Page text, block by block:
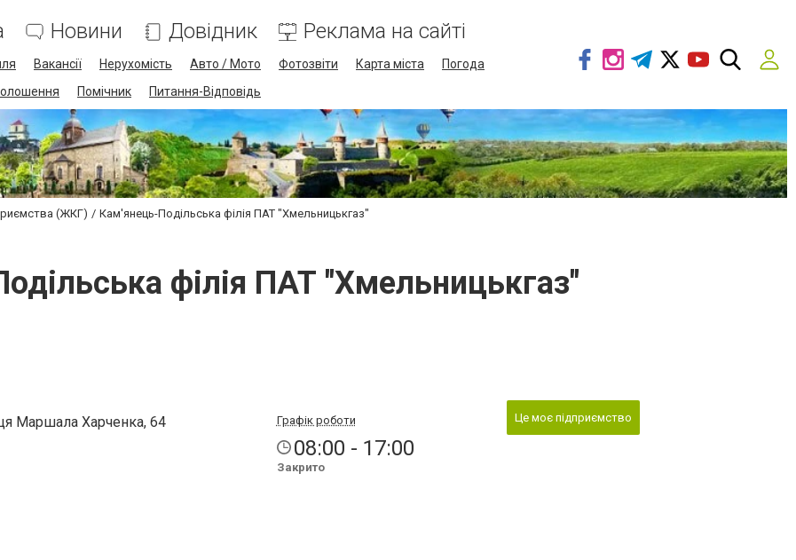
Новини Довідник Реклама на сайті
Вакансії Нерухомість Авто / Мото Фотозвіти Карта міста
Погода
Помічник Питання-Відповідь
(ЖКГ) Кам'янець-Подільська філія ПАТ "Хмельницькгаз"
філія ПАТ "Хмельницькгаз"
Маршала Харченка, 64 Графік роботи
08:00 - 17:00
Закрито
Це моє підприємство